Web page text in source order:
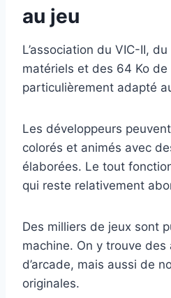
au jeu
L’association du VIC-II,
matériels et des 64 Ko de
particulièrement adapté
Les développeurs
colorés et animés avec
élaborées. Le tout
qui reste relativement
Des milliers de jeux sont
machine. On y trouve
d’arcade, mais aussi de
originales.